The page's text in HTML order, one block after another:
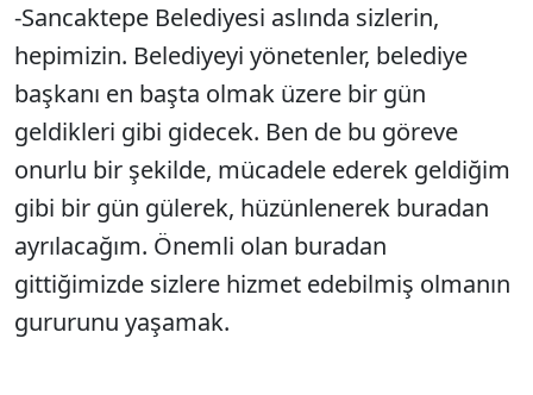
-Sancaktepe Belediyesi aslında sizlerin,
hepimizin. Belediyeyi yönetenler, belediye
başkanı en başta olmak üzere bir gün
geldikleri gibi gidecek. Ben de bu göreve
onurlu bir şekilde, mücadele ederek geldiğim
gibi bir gün gülerek, hüzünlenerek buradan
ayrılacağım. Önemli olan buradan
gittiğimizde sizlere hizmet edebilmiş olmanın
gururunu yaşamak.